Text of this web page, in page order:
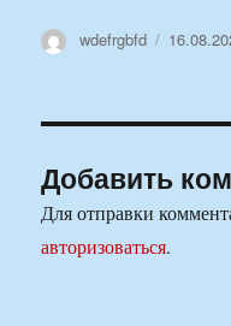
Автор
wdefrgbfd
Добавить
Для отправки
авторизоваться.